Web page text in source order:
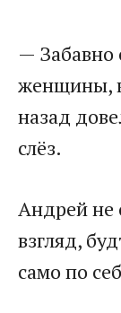
— Забавно
женщины,
назад
слёз.
Андрей не
взгляд,
само по